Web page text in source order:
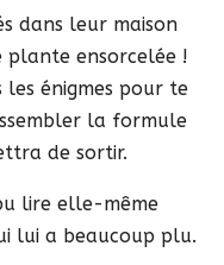
dans leur maison
ensorcelée !
les énigmes pour te
la formule
de sortir.
lire elle-même
lui a beaucoup plu.